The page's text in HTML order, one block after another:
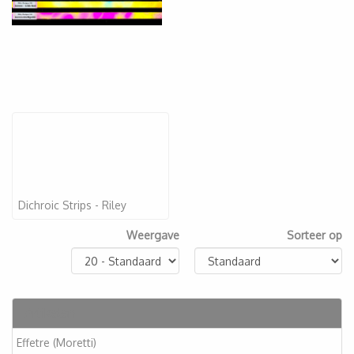
Effetre (Moretti)
Dichroic Strips - Riley
Weergave Sorteer op